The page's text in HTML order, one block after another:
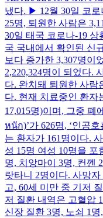
냈다. ▶ 12월 30일 코로
25명, 퇴원한 사람은
30일 태국 코로나-19 상
국 국내에서 확인된 신
보다 증가한 3,307명이
2,220,324명이 되었다.
다. 완치돼 퇴원한 사람
다. 현재 치료중인 환자
17,015명)이며, 그중 폐
หนัก)’가 626명, ‘인공
는 환자가 161명이다.
성 15명 여성 10명을
명, 치앙마이 3명, 컨껜
랏타니 2명이다. 사망자
고, 60세 미만 중 기저
저 질환 내역은 고혈압
신장 질환 3명, 노쇠 1